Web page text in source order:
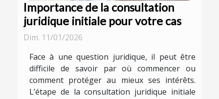
Importance de la consultation
juridique initiale pour votre cas
Dim. 11/01/2026
Face à une question juridique, il peut être
difficile de savoir par où commencer ou
comment protéger au mieux ses intérêts.
L’étape de la consultation juridique initiale